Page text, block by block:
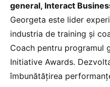
general, Interact
Georgeta este lider
industria de training și
Coach pentru programul
Initiative Awards.
îmbunătățirea